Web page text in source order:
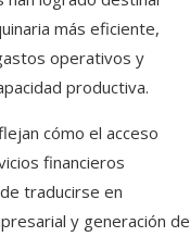
más eficiente,
operativos y
productiva.
cómo el acceso
financieros
traducirse en
y generación de